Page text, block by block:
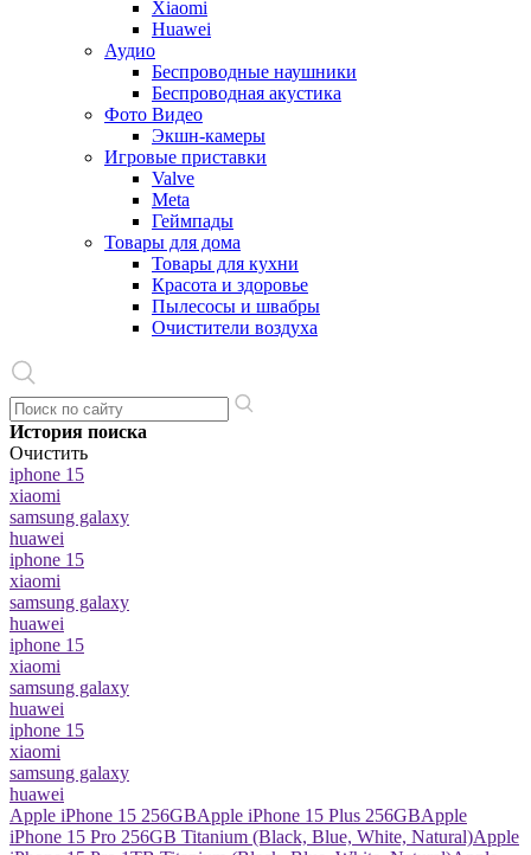
Xiaomi
Huawei
Аудио
Беспроводные наушники
Беспроводная акустика
Фото Видео
Экшн-камеры
Игровые приставки
Valve
Meta
Геймпады
Товары для дома
Товары для кухни
Красота и здоровье
Пылесосы и швабры
Очистители воздуха
История поиска
Очистить
iphone 15
xiaomi
samsung galaxy
huawei
iphone 15
xiaomi
samsung galaxy
huawei
iphone 15
xiaomi
samsung galaxy
huawei
iphone 15
xiaomi
samsung galaxy
huawei
Apple iPhone 15 256GBApple iPhone 15 Plus 256GBApple
iPhone 15 Pro 256GB Titanium (Black, Blue, White, Natural)Apple